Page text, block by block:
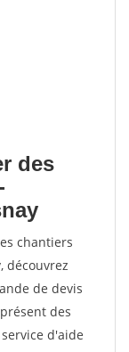
des
chantiers
découvrez
de devis
des
d'aide